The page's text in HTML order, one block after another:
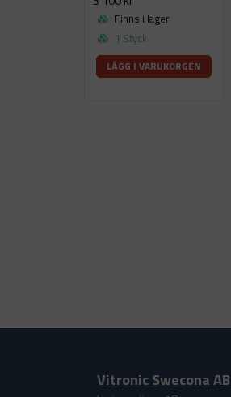
Finns i lager
1 Styck
LÄGG I VARUKORGEN
Vitronic Swecona AB